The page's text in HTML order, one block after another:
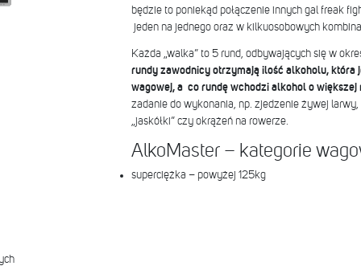
będzie to poniekąd połączenie innych gal freak
jeden na jednego oraz w kilkuosobowych
Każda „walka” to 5 rund, odbywających się w
rundy zawodnicy otrzymają ilość alkoholu, która
wagowej, a co rundę wchodzi alkohol o większej
zadanie do wykonania, np. zjedzenie żywej
„jaskółki” czy okrążeń na rowerze.
AlkoMaster – kategorie
superciężka – powyżej 125kg